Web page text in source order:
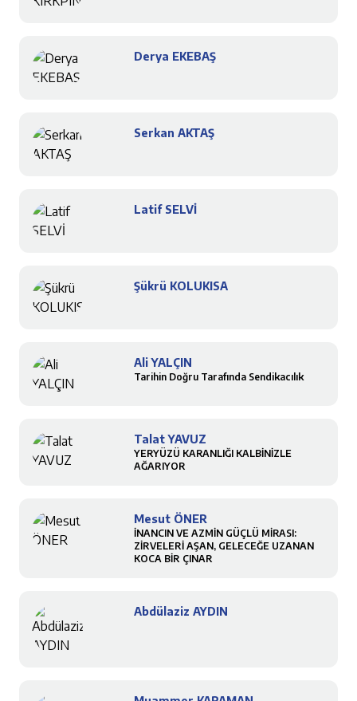
Derya EKEBAŞ
Serkan AKTAŞ
Latif SELVİ
Şükrü KOLUKISA
Ali YALÇIN
Tarihin Doğru Tarafında Sendikacılık
Talat YAVUZ
YERYÜZÜ KARANLIĞI KALBİNİZLE
AĞARIYOR
Mesut ÖNER
İNANCIN VE AZMİN GÜÇLÜ MİRASI:
ZİRVELERİ AŞAN, GELECEĞE UZANAN
KOCA BİR ÇINAR
Abdülaziz AYDIN